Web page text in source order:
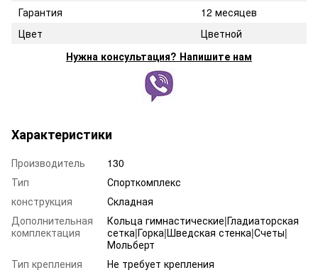
Гарантия
12 месяцев
Цвет
Цветной
Нужна консультация? Напишите нам
Характеристики
Производитель
130
Тип
Спорткомплекс
конструкция
Складная
Дополнительная
комплектация
Кольца гимнастические|Гладиаторская
сетка|Горка|Шведская стенка|Счеты|
Мольберт
Тип крепления
Не требует крепления